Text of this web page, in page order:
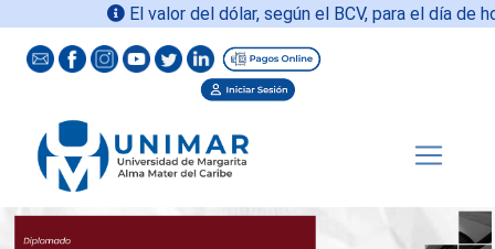
El valor del dólar, según el BCV, para el día de hoy